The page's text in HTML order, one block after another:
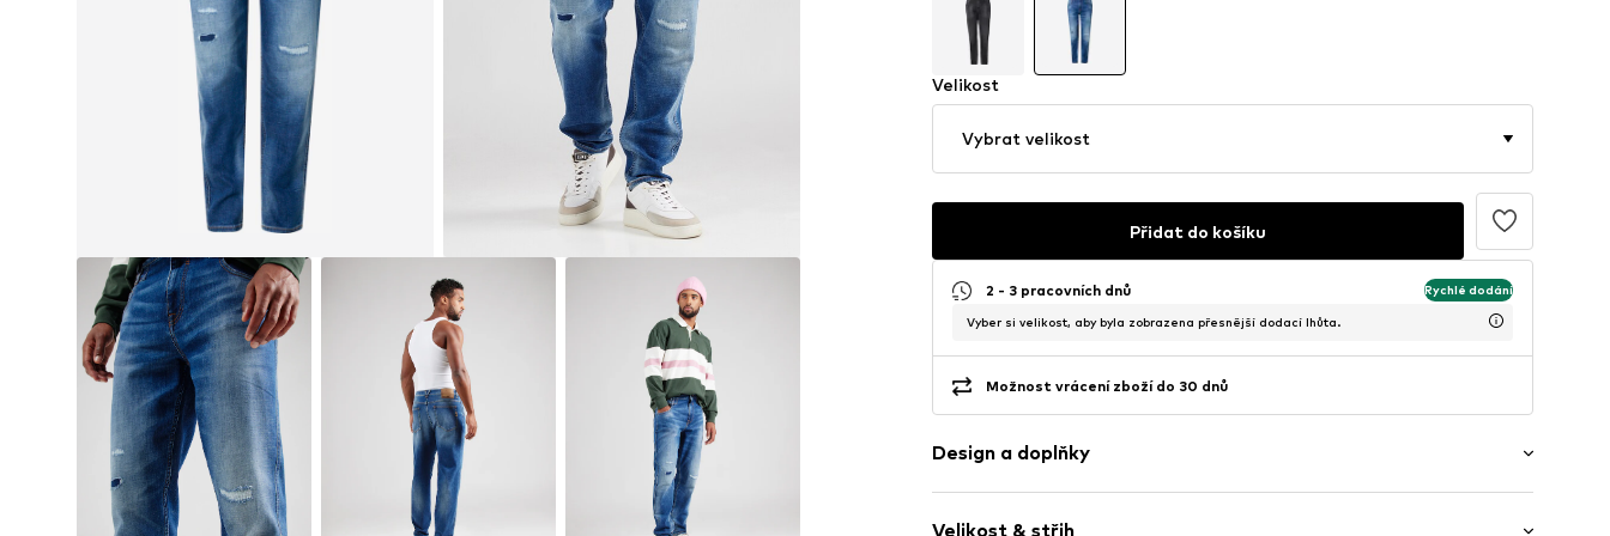
Velikost
Vybrat velikost
Přidat do košíku
2 - 3 pracovních dnů Rychlé dodání
Vyber si velikost, aby byla zobrazena přesnější dodací lhůta.
Možnost vrácení zboží do 30 dnů
Design a doplňky
Velikost & střih